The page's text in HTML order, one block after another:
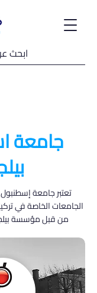
جامعة
تعتبر جامعة
من قبل مؤسسة